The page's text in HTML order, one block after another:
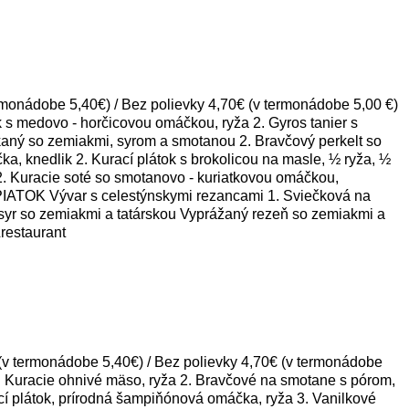
5,40€) / Bez polievky 4,70€ (v termonádobe 5,00 €)
medovo - horčicovou omáčkou, ryža 2. Gyros tanier s
so zemiakmi, syrom a smotanou 2. Bravčový perkelt so
knedlik 2. Kurací plátok s brokolicou na masle, ½ ryža, ½
soté so smotanovo - kuriatkovou omáčkou,
Vývar s celestýnskymi rezancami 1. Sviečková na
so zemiakmi a tatárskou Vyprážaný rezeň so zemiakmi a
5,40€) / Bez polievky 4,70€ (v termonádobe
ohnivé mäso, ryža 2. Bravčové na smotane s pórom,
plátok, prírodná šampiňónová omáčka, ryža 3. Vanilkové